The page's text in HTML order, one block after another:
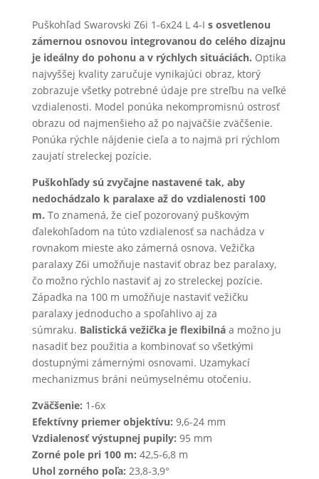
Puškohľad Swarovski Z6i 1-6x24 L 4-I s osvetlenou
zámernou osnovou integrovanou do celého dizajnu
je ideálny do pohonu a v rýchlych situáciách. Optika
najvyššej kvality zaručuje vynikajúci obraz, ktorý
zobrazuje všetky potrebné údaje pre streľbu na veľké
vzdialenosti. Model ponúka nekompromisnú ostrosť
obrazu od najmenšieho až po najväčšie zväčšenie.
Ponúka rýchle nájdenie cieľa a to najmä pri rýchlom
zaujatí streleckej pozície.
Puškohľady sú zvyčajne nastavené tak, aby
nedochádzalo k paralaxe až do vzdialenosti 100
m. To znamená, že cieľ pozorovaný puškovým
ďalekohľadom na túto vzdialenosť sa nachádza v
rovnakom mieste ako zámerná osnova. Vežička
paralaxy Z6i umožňuje nastaviť obraz bez paralaxy,
čo možno rýchlo nastaviť aj zo streleckej pozície.
Západka na 100 m umožňuje nastaviť vežičku
paralaxy jednoducho a spoľahlivo aj za
súmraku. Balistická vežička je flexibilnáa možno ju
nasadiť bez použitia a kombinovať so všetkými
dostupnými zámernými osnovami. Uzamykací
mechanizmus bráni neúmyselnému otočeniu.
Zväčšenie: 1-6x
Efektívny priemer objektívu: 9,6-24 mm
Vzdialenosť výstupnej pupily: 95 mm
Zorné pole pri 100 m: 42,5-6,8 m
Uhol zorného poľa: 23,8-3,9°